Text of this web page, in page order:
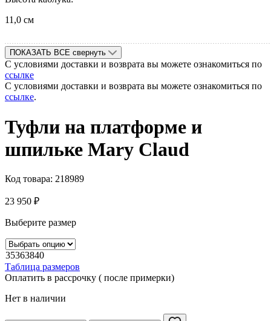
11,0 см
ПОКАЗАТЬ ВСЕ свернуть
С условиями доставки и возврата вы можете ознакомиться по
ссылке
С условиями доставки и возврата вы можете ознакомиться по
ссылке.
Туфли на платформе и
шпильке Mary Claud
Код товара: 218989
23 950 ₽
Выберите размер
35363840
Таблица размеров
Оплатить в рассрочку ( после примерки)
Нет в наличии